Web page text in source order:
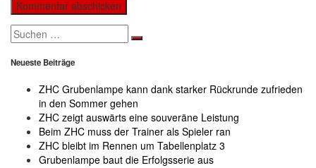
Search
for:
Neueste Beiträge
ZHC Grubenlampe kann dank starker Rückrunde zufrieden
in den Sommer gehen
ZHC zeigt auswärts eine souveräne Leistung
Beim ZHC muss der Trainer als Spieler ran
ZHC bleibt im Rennen um Tabellenplatz 3
Grubenlampe baut die Erfolgsserie aus